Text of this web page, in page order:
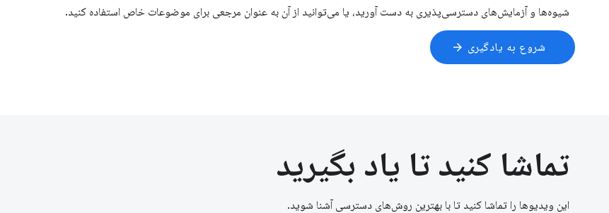
شیوه‌ها و آزمایش‌های دسترسی‌پذیری به دست آورید، یا می‌توانید از آن به عنوان مرجعی برای موضوعات خاص استفاده کنید.
شروع به یادگیری arrow_forward
تماشا کنید تا یاد بگیرید
این ویدیوها را تماشا کنید تا با بهترین روش‌های دسترسی آشنا شوید.